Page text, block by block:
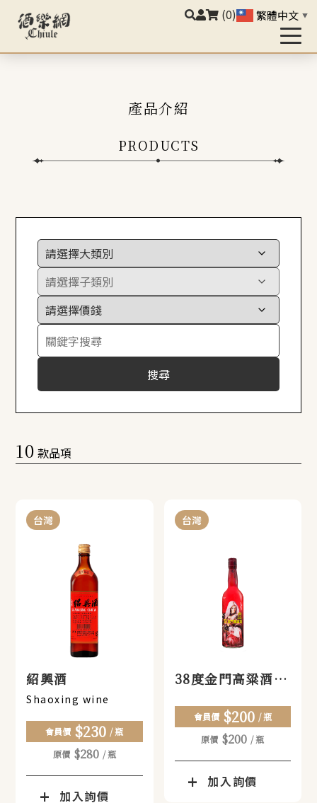
(0) 繁體中文 ▼
產品介紹
PRODUCTS
搜尋
10 款品項
台灣
紹興酒
Shaoxing wine
會員價 $230 / 瓶
原價 $280 / 瓶
加入詢價
台灣
38度金門高粱酒
刀(小)
會員價 $200 / 瓶
原價 $200 / 瓶
加入詢價